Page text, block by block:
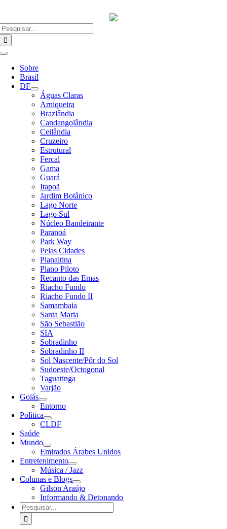
o
conteúdo
Alternar
Navegação
Sobre
Brasil
DF
Águas Claras
Arniqueira
Brazlândia
Candangolândia
Ceilândia
Cruzeiro
Estrutural
Fercal
Gama
Guará
Itapoã
Jardim Botânico
Lago Norte
Lago Sul
Núcleo Bandeirante
Paranoá
Park Way
Pelas Cidades
Planaltina
Plano Piloto
Recanto das Emas
Riacho Fundo
Riacho Fundo II
Samambaia
Santa Maria
São Sebastião
SIA
Sobradinho
Sobradinho II
Sol Nascente/Pôr do Sol
Sudoeste/Octogonal
Taguatinga
Varjão
Goiás
Entorno
Política
CLDF
Saúde
Mundo
Emirados Árabes Unidos
Entretenimento
Música / Jazz
Colunas e Blogs
Gilson Araújo
Informando & Detonando
Buscar
resultados
para: